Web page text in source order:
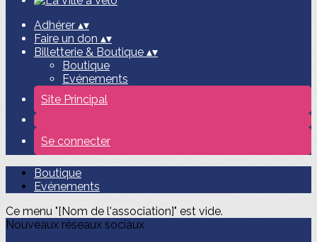
Adhérer ▴▾
Faire un don ▴▾
Billetterie & Boutique ▴▾
Boutique
Evénements
Site Principal
Se connecter
Boutique
Evénements
Ce menu "[Nom de l'association]" est vide.
Nouveaux réseaux sociaux